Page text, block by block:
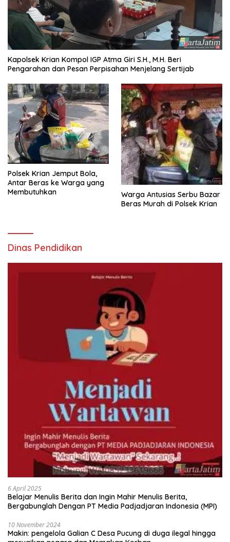
Kapolsek Krian Kompol IGP Atma Giri S.H., M.H. Beri
Pengarahan dan Pesan Perpisahan Menjelang Sertijab
Polsek Krian Jemput Bola,
Antar Beras ke Warga yang
Membutuhkan
Warga Antusias Serbu Bazar
Beras Murah di Polsek Krian
Dinas Pendidikan
6 April 2025
Belajar Menulis Berita dan Ingin Mahir Menulis Berita,
Bergabunglah Dengan PT Media Padjadjaran Indonesia (MPI)
10 November 2024
Makin: pengelola Galian C Desa Pucung di duga ilegal hingga